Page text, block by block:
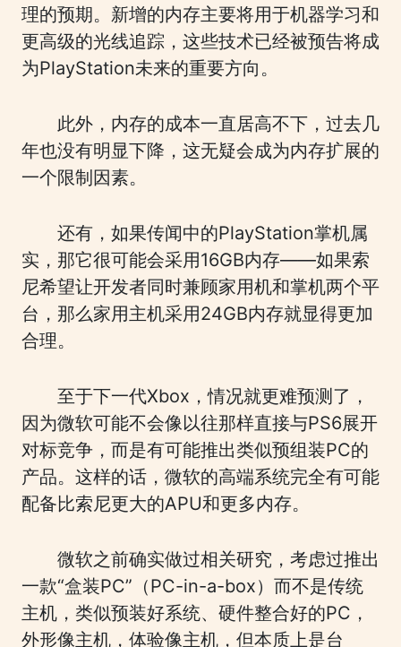
理的预期。新增的内存主要将用于机器学习和
更高级的光线追踪，这些技术已经被预告将成
为PlayStation未来的重要方向。
此外，内存的成本一直居高不下，过去几
年也没有明显下降，这无疑会成为内存扩展的
一个限制因素。
还有，如果传闻中的PlayStation掌机属
实，那它很可能会采用16GB内存——如果索
尼希望让开发者同时兼顾家用机和掌机两个平
台，那么家用主机采用24GB内存就显得更加
合理。
至于下一代Xbox，情况就更难预测了，
因为微软可能不会像以往那样直接与PS6展开
对标竞争，而是有可能推出类似预组装PC的
产品。这样的话，微软的高端系统完全有可能
配备比索尼更大的APU和更多内存。
微软之前确实做过相关研究，考虑过推出
一款“盒装PC”（PC-in-a-box）而不是传统
主机，类似预装好系统、硬件整合好的PC，
外形像主机，体验像主机，但本质上是台